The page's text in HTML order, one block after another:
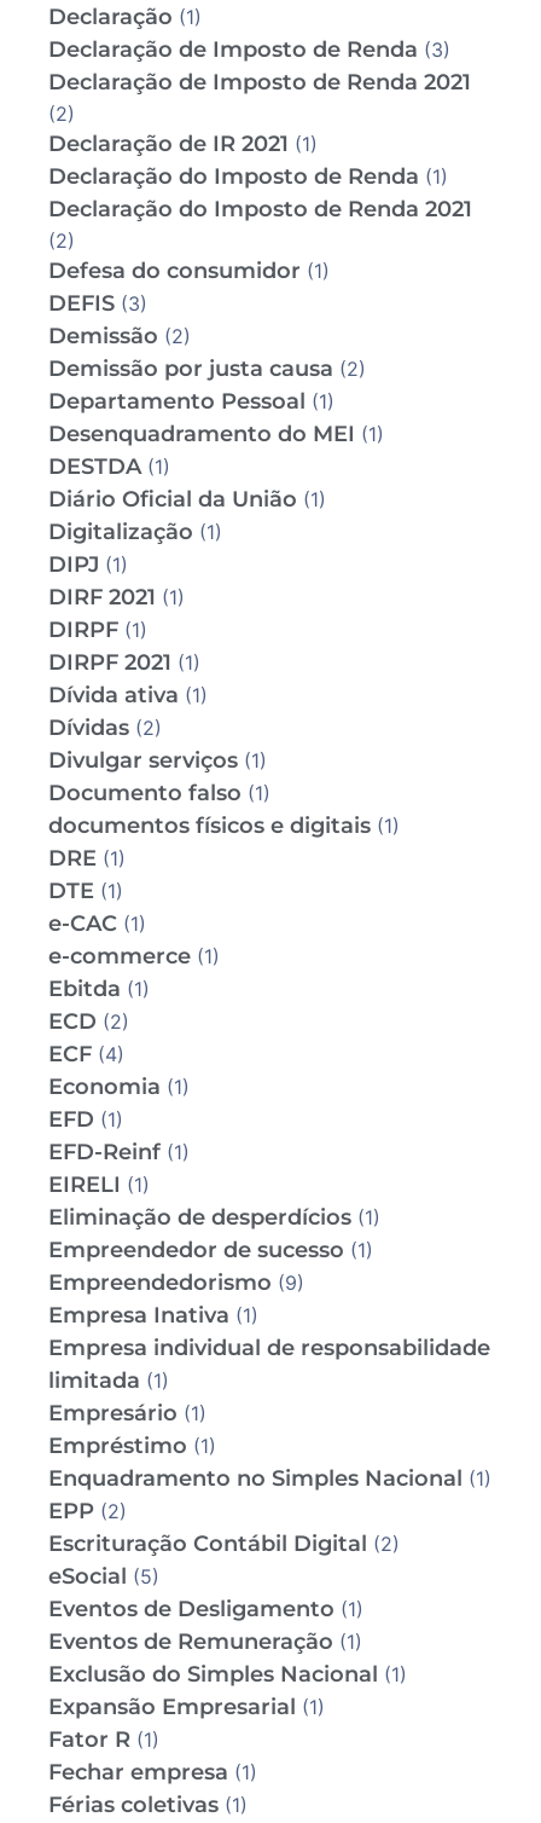
Declaração (1)
Declaração de Imposto de Renda (3)
Declaração de Imposto de Renda 2021
(2)
Declaração de IR 2021 (1)
Declaração do Imposto de Renda (1)
Declaração do Imposto de Renda 2021
(2)
Defesa do consumidor (1)
DEFIS (3)
Demissão (2)
Demissão por justa causa (2)
Departamento Pessoal (1)
Desenquadramento do MEI (1)
DESTDA(1)
Diário Oficial da União (1)
Digitalização (1)
DIPJ (1)
DIRF 2021 (1)
DIRPF (1)
DIRPF 2021 (1)
Dívida ativa (1)
Dívidas (2)
Divulgar serviços (1)
Documento falso (1)
documentos físicos e digitais (1)
DRE (1)
DTE (1)
e-CAC (1)
e-commerce (1)
Ebitda (1)
ECD (2)
ECF (4)
Economia (1)
EFD (1)
EFD-Reinf (1)
EIRELI (1)
Eliminação de desperdícios (1)
Empreendedor de sucesso (1)
Empreendedorismo (9)
Empresa Inativa (1)
Empresa individual de responsabilidade
limitada (1)
Empresário (1)
Empréstimo (1)
Enquadramento no Simples Nacional (1)
EPP (2)
Escrituração Contábil Digital (2)
eSocial (5)
Eventos de Desligamento (1)
Eventos de Remuneração (1)
Exclusão do Simples Nacional (1)
Expansão Empresarial (1)
Fator R (1)
Fechar empresa (1)
Férias coletivas (1)